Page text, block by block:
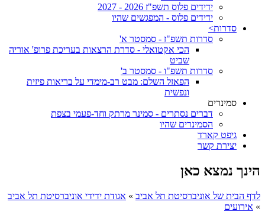
ידידים פלוס תשפ"ז 2026 - 2027
ידידים פלוס - המפגשים שהיו
סדרות>
סדרות תשפ"ז - סמסטר א'
הכי אקטואלי - סדרת הרצאות בעריכת פרופ' אוריה
שביט
סדרות תשפ"ו - סמסטר ב'
הפאזל השלם: מבט רב-מימדי על בריאות פיזית
ונפשית
סמינרים
דברים נסתרים - סמינר מרתק וחד-פעמי בצפת
הסמינרים שהיו
גיפט קארד
יצירת קשר
הינך נמצא כאן
לדף הבית של אוניברסיטת תל אביב » אגודת ידידי אוניברסיטת תל אביב
» אירועים